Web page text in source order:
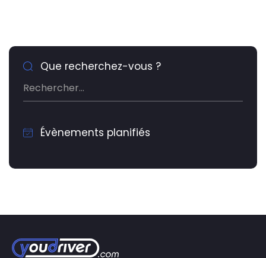
Que recherchez-vous ?
Évènements planifiés